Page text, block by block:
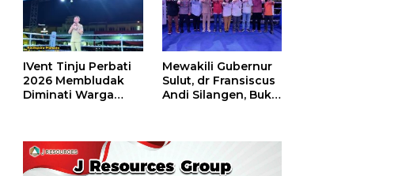
Umum Tinju Perbati
2026
IVent Tinju Perbati
2026 Membludak
Diminati Warga
Mewakili Gubernur
Sulut, dr Fransiscus
Andi Silangen, Buka
Piala Wali Kota
Manado